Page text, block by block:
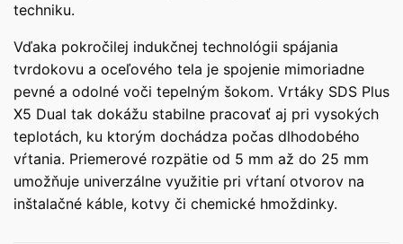
techniku.
Vďaka pokročilej indukčnej technológii spájania
tvrdokovu a oceľového tela je spojenie mimoriadne
pevné a odolné voči tepelným šokom. Vrtáky SDS Plus
X5 Dual tak dokážu stabilne pracovať aj pri vysokých
teplotách, ku ktorým dochádza počas dlhodobého
vŕtania. Priemerové rozpätie od 5 mm až do 25 mm
umožňuje univerzálne využitie pri vŕtaní otvorov na
inštalačné káble, kotvy či chemické hmoždinky.